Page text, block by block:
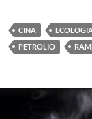
CINA
PETROLIO